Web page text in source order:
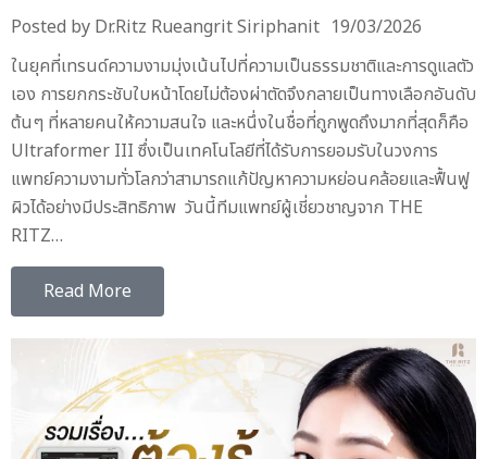
Posted by Dr.Ritz Rueangrit Siriphanit 19/03/2026
ในยุคที่เทรนด์ความงามมุ่งเน้นไปที่ความเป็นธรรมชาติและการดูแลตัว
เอง การยกกระชับใบหน้าโดยไม่ต้องผ่าตัดจึงกลายเป็นทางเลือกอันดับ
ต้นๆ ที่หลายคนให้ความสนใจ และหนึ่งในชื่อที่ถูกพูดถึงมากที่สุดก็คือ
Ultraformer III ซึ่งเป็นเทคโนโลยีที่ได้รับการยอมรับในวงการ
แพทย์ความงามทั่วโลกว่าสามารถแก้ปัญหาความหย่อนคล้อยและฟื้นฟู
ผิวได้อย่างมีประสิทธิภาพ วันนี้ทีมแพทย์ผู้เชี่ยวชาญจาก THE
RITZ…
Read More